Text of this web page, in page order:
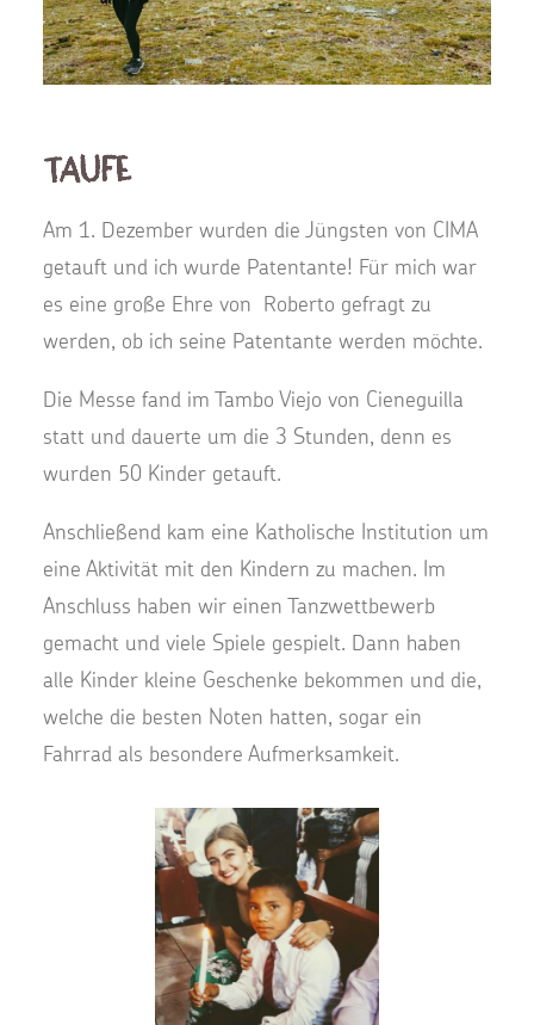
Taufe
Am 1. Dezember wurden die Jüngsten von CIMA
getauft und ich wurde Patentante! Für mich war
es eine große Ehre von Roberto gefragt zu
werden, ob ich seine Patentante werden möchte.
Die Messe fand im Tambo Viejo von Cieneguilla
statt und dauerte um die 3 Stunden, denn es
wurden 50 Kinder getauft.
Anschließend kam eine Katholische Institution um
eine Aktivität mit den Kindern zu machen. Im
Anschluss haben wir einen Tanzwettbewerb
gemacht und viele Spiele gespielt. Dann haben
alle Kinder kleine Geschenke bekommen und die,
welche die besten Noten hatten, sogar ein
Fahrrad als besondere Aufmerksamkeit.